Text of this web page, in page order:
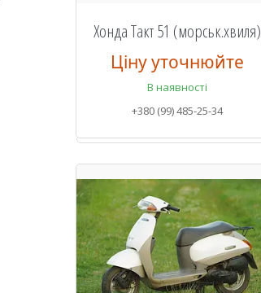
Хонда Такт 51 (морськ.хвиля)
Ціну уточнюйте
В наявності
+380 (99) 485-25-34